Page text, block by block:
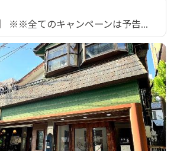
】 ※※全てのキャンペーンは予告...